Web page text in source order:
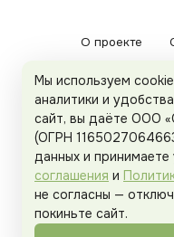
О проекте
Рекламодателям
Мы используем
аналитики и
сайт, вы даёте ООО
(ОГРН
данных и принимаете
соглашения и
не согласны —
покиньте сайт.